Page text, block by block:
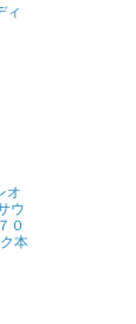
ィ
オ
ウ
０
本